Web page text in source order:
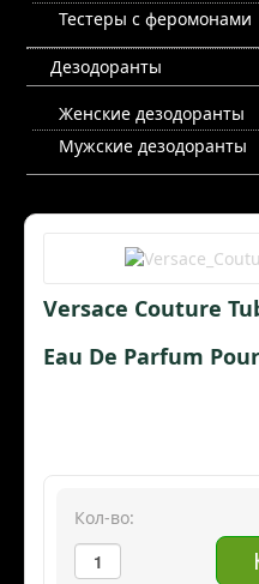
Тестеры с феромонами
Дезодоранты
Женские дезодоранты
Мужские дезодоранты
Versace Couture
Eau De Parfum
Кол-во: